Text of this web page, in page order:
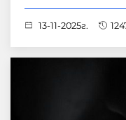
13-11-2025г.